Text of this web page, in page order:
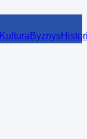
Kultura Byznys